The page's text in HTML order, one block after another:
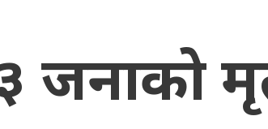
३ जनाको